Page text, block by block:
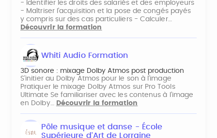
- Identifier les droits des salariés et des employeurs
- Maîtriser l’acquisition et la pose de congés payés
y compris sur des cas particuliers - Calculer…
Découvrir la formation
Whiti Audio Formation
3D sonore : mixage Dolby Atmos post production
S’initier au Dolby Atmos pour le son à l’image
Pratiquer le mixage Dolby Atmos sur Pro Tools
Ultimate Se familiariser avec les contenus à l’image
en Dolby… Découvrir la formation
Pôle musique et danse - École
Supérieure d'Art de Lorraine